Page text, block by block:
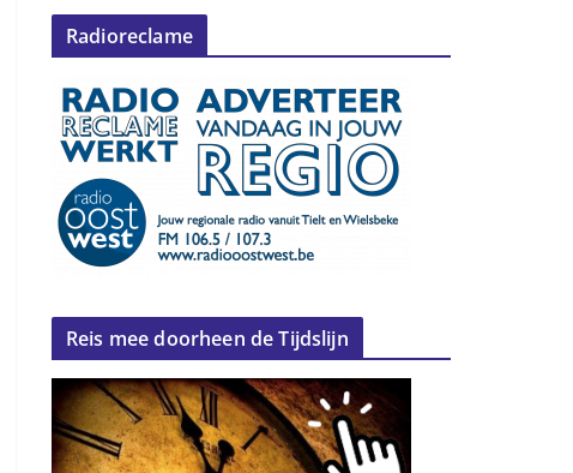
Radioreclame
Reis mee doorheen de Tijdslijn